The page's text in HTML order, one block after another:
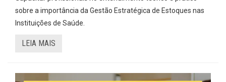
sobre a importância da Gestão Estratégica de Estoques nas
Instituições de Saúde.
LEIA MAIS